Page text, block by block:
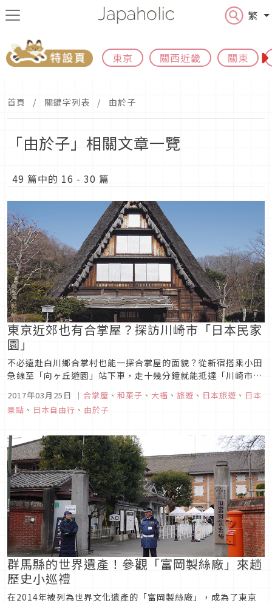
繁
東京 關西近畿 關東
首頁 關鍵字列表 由於子
「由於子」相關文章一覽
49 篇中的 16 - 30 篇
東京近郊也有合掌屋？探訪川崎市「日本民家
園」
不必遠赴白川鄉合掌村也能一探合掌屋的面貌？從新宿搭乘小田
急線至「向ヶ丘遊園」站下車，走十幾分鐘就能抵達「川崎市立
建築在哪裡吧！
2017年03月25日 ｜ 合掌屋 、 和菓子 、 大福 、 旅遊 、 日本旅遊 、 日本
景點 、 日本自由行 、 由於子
群馬縣的世界遺產！參觀「富岡製絲廠」來趟
歷史小巡禮
在2014年被列為世界文化遺產的「富岡製絲廠」，成為了東京